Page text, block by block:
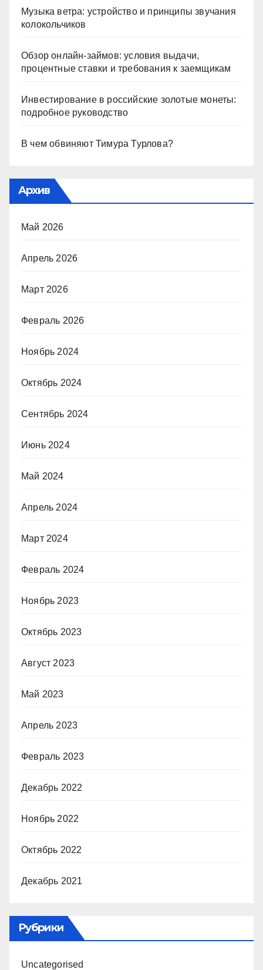
Музыка ветра: устройство и принципы звучания
колокольчиков
Обзор онлайн-займов: условия выдачи,
процентные ставки и требования к заемщикам
Инвестирование в российские золотые монеты:
подробное руководство
В чем обвиняют Тимура Турлова?
Архив
Май 2026
Апрель 2026
Март 2026
Февраль 2026
Ноябрь 2024
Октябрь 2024
Сентябрь 2024
Июнь 2024
Май 2024
Апрель 2024
Март 2024
Февраль 2024
Ноябрь 2023
Октябрь 2023
Август 2023
Май 2023
Апрель 2023
Февраль 2023
Декабрь 2022
Ноябрь 2022
Октябрь 2022
Декабрь 2021
Рубрики
Uncategorised